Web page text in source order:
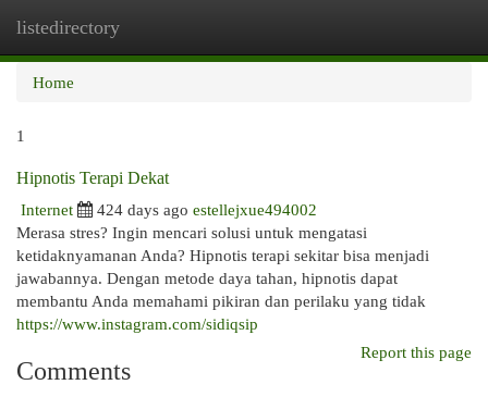
listedirectory
Home
1
Hipnotis Terapi Dekat
Internet
424 days ago estellejxue494002
Merasa stres? Ingin mencari solusi untuk mengatasi
ketidaknyamanan Anda? Hipnotis terapi sekitar bisa menjadi
jawabannya. Dengan metode daya tahan, hipnotis dapat
membantu Anda memahami pikiran dan perilaku yang tidak
https://www.instagram.com/sidiqsip
Report this page
Comments